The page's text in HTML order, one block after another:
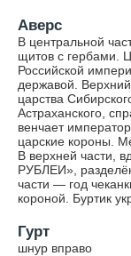
Аверс
В центральной
щитов с гербами.
Российской
державой.
царства
Астраханского,
венчает
царские короны.
В верхней части,
РУБЛЕИ»,
части — год
короной. Буртик
Гурт
шнур вправо